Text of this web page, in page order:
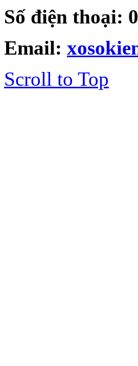
Số điện thoại:
Email:
Scroll to Top